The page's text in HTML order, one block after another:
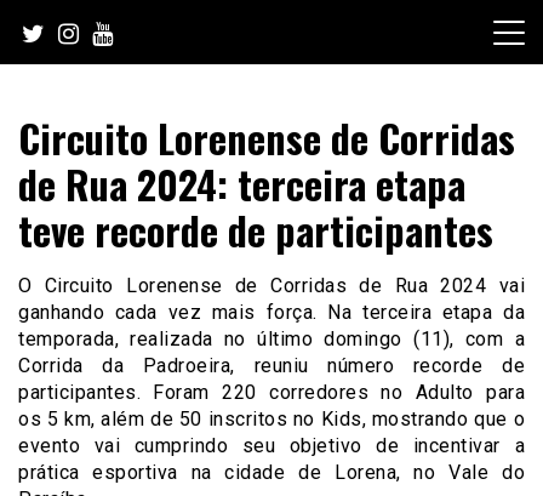
content
Circuito Lorenense de Corridas
de Rua 2024: terceira etapa
teve recorde de participantes
O Circuito Lorenense de Corridas de Rua 2024 vai
ganhando cada vez mais força. Na terceira etapa da
temporada, realizada no último domingo (11), com a
Corrida da Padroeira, reuniu número recorde de
participantes. Foram 220 corredores no Adulto para
os 5 km, além de 50 inscritos no Kids, mostrando que o
evento vai cumprindo seu objetivo de incentivar a
prática esportiva na cidade de Lorena, no Vale do